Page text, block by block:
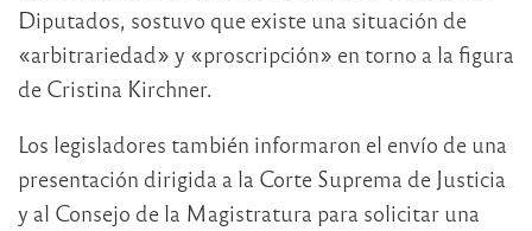
Diputados, sostuvo que existe una situación de
«arbitrariedad» y «proscripción» en torno a la figura
de Cristina Kirchner.
Los legisladores también informaron el envío de una
presentación dirigida a la Corte Suprema de Justicia
y al Consejo de la Magistratura para solicitar una